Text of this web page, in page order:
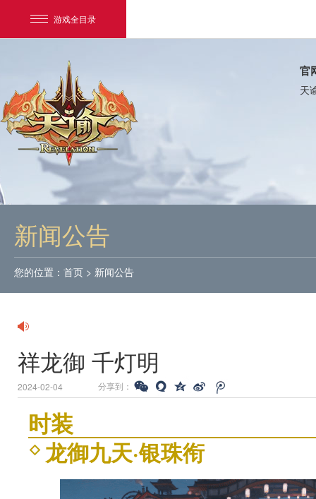
游戏全目录
网易游戏
我的足迹：
官
天
新闻公告
您的位置： 首页 > 新闻公告
祥龙御 千灯明
2024-02-04 分享到：
时装
龙御九天·银珠衔